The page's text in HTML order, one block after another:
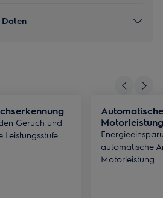
Daten
Geruch und
Motorleistung
automatische
Motorleistung